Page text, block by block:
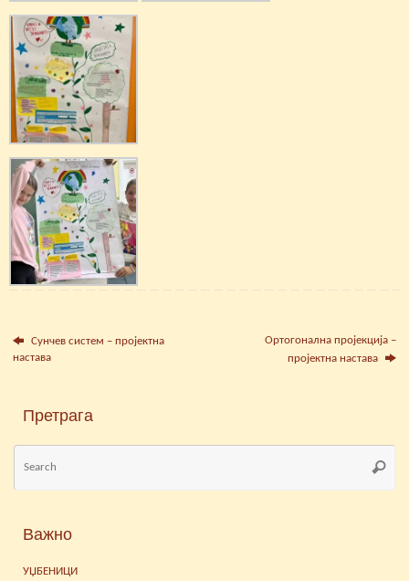
Сунчев систем – пројектна
настава
Ортогонална пројекција –
пројектна настава
Претрага
Важно
УЏБЕНИЦИ